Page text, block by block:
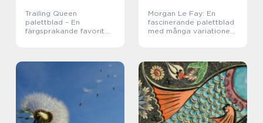
Trailing Queen
palettblad – En
färgsprakande favorit
Morgan Le Fay: En
fascinerande palettblad
med många variationer